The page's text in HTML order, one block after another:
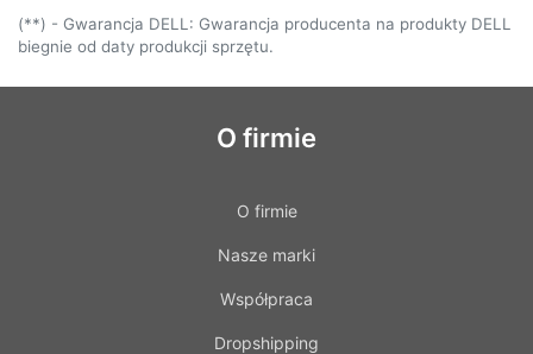
(**) - Gwarancja DELL: Gwarancja producenta na produkty DELL
biegnie od daty produkcji sprzętu.
O firmie
O firmie
Nasze marki
Współpraca
Dropshipping